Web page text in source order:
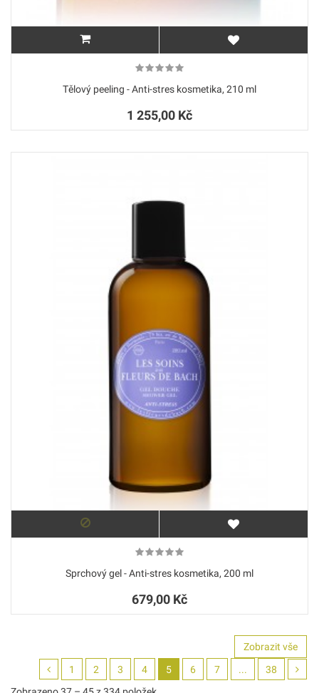
Tělový peeling - Anti-stres kosmetika, 210 ml
1 255,00 Kč
Sprchový gel - Anti-stres kosmetika, 200 ml
679,00 Kč
Zobrazit vše
1
2 3 4 5 6 7 ...
38